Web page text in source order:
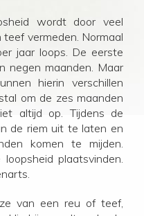
wordt door veel
vermeden. Normaal
jaar loops. De eerste
negen maanden. Maar
hierin verschillen
om de zes maanden
altijd op. Tijdens de
de riem uit te laten en
komen te mijden.
plaatsvinden.
van een reu of teef,